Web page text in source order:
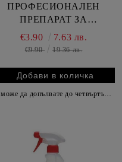
✫
ПРОФЕСИОНАЛЕН
ПРЕПАРАТ ЗА
ПРЕМАХВАНЕ НА
ПЕТНА ПРЕДИ ПРАНЕ
€3.90 7.63 лв.
€9.90 19.36 лв.
може да допълвате до четвъртък включително